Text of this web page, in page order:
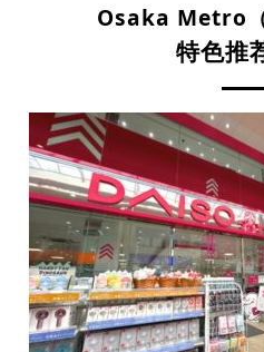
Osaka Metro
特色推